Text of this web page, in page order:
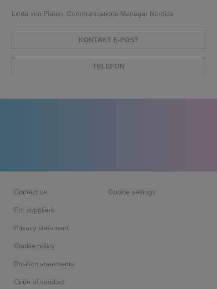
Linda von Platen, Communications Manager Nordics
KONTAKT E-POST
TELEFON
Contact us
For suppliers
Privacy statement
Cookie policy
Position statements
Code of conduct
Cookie settings